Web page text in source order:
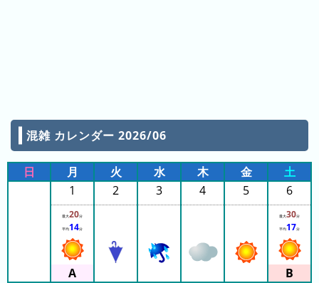
ン
キ
ン
グ
混雑 カレンダー 2026/06
日 月 火 水 木 金
土
1
最大20分
平均14分
2 3 4 5 6
最大30分
平均17分